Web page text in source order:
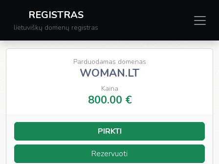
REGISTRAS
lietuviškų domenų registras
Parduodamas domenas
WOMAN.LT
Kaina
800.00 €
PIRKTI
Rezervuoti